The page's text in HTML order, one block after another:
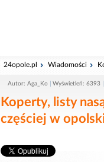
24opole.pl Wiadomości
Autor: Aga_Ko Wyświetleń: 6393
Koperty, listy
częściej w